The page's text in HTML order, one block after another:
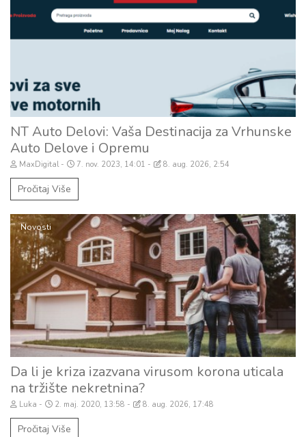
NT Auto Delovi: Vaša Destinacija za Vrhunske
Auto Delove i Opremu
MaxDigital 7. nov. 2023, 14:01 8. aug. 2026, 2:54
Pročitaj Više
Novosti
Da li je kriza izazvana virusom korona uticala
na tržište nekretnina?
Luka 2. maj. 2020, 13:58 8. aug. 2026, 17:48
Pročitaj Više